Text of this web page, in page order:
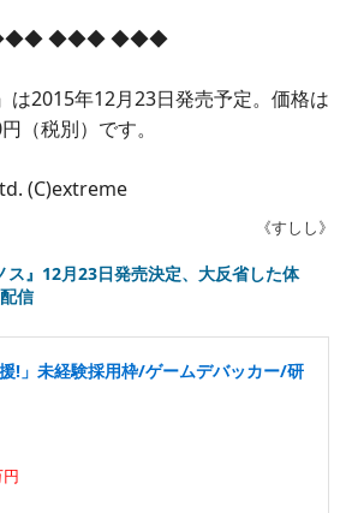
◆◆◆ ◆◆◆
は2015年12月23日発売予定。価格は
（税別）です。
(C)extreme
《すしし》
ス』12月23日発売決定、大反省した体
信
!」未経験採用枠/ゲームデバッカー/研